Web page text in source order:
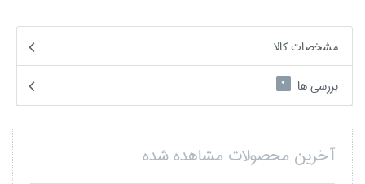
مشخصات کالا
بررسی ها
0
آخرین محصولات مشاهده شده